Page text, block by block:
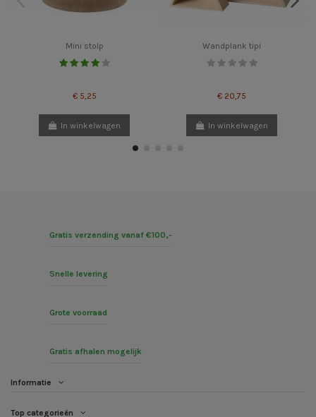
Mini stolp
€ 5,25
In winkelwagen
Wandplank tipi
€ 20,75
In winkelwagen
Gratis verzending vanaf €100,-
Snelle levering
Grote voorraad
Gratis afhalen mogelijk
Informatie
Top categorieën